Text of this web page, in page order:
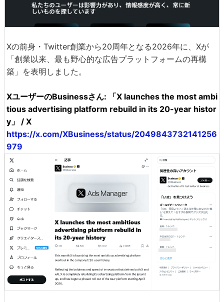
Xの前身・Twitter創業から20周年となる2026年に、Xが
「創業以来、最も野心的な広告プラットフォームの再構
築」を表明しました。
XユーザーのBusinessさん: 「X launches the most ambi
tious advertising platform rebuild in its 20-year histor
y」 / X
https://x.com/XBusiness/status/2049843732141256
979